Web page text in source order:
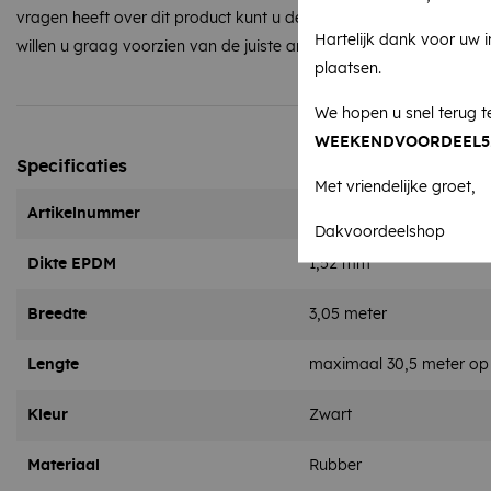
vragen heeft over dit product kunt u deze altijd per e-mail of
willen u graag voorzien van de juiste antwoorden!
Specificaties
Artikelnummer
Dikte EPDM 1,52 mm
Breedte 3,05 meter
Lengte maximaal 30,5 meter
Kleur Zwart
Materiaal Rubber
Hartelijk dank voor uw
plaatsen.
We hopen u snel terug
WEEKENDVOORDEEL5
Met vriendelijke groet,
Dakvoordeelshop